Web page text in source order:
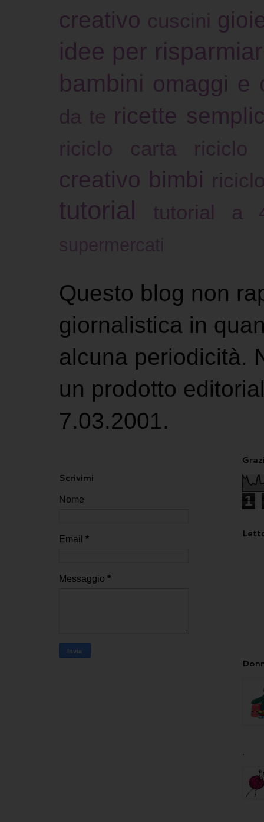
creativo cuscini
idee per
bambini omaggi e
da te ricette
riciclo carta riciclo
creativo bimbi
tutorial tutorial a
Questo blog non
giornalistica in
alcuna periodicità.
un prodotto
7.03.2001.
Scrivimi
Nome
Email *
Messaggio *
1
.